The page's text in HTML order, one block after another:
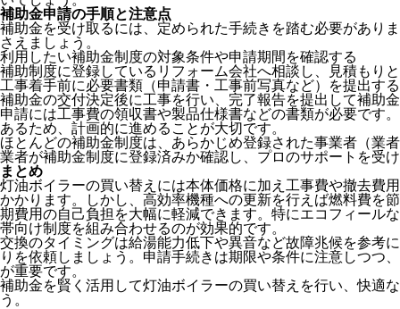
補助金申請の手順と注意点
補助金を受け取るには、定められた手続きを踏む必要があり
さえましょう。
利用したい補助金制度の対象条件や申請期間を確認する
補助制度に登録しているリフォーム会社へ相談し、見積もり
工事着手前に必要書類（申請書・工事前写真など）を提出する
補助金の交付決定後に工事を行い、完了報告を提出して補助
申請には工事費の領収書や製品仕様書などの書類が必要です
あるため、計画的に進めることが大切です。
ほとんどの補助金制度は、あらかじめ登録された事業者（業
業者が補助金制度に登録済みか確認し、プロのサポートを受
まとめ
灯油ボイラーの買い替えには本体価格に加え工事費や撤去費
かかります。しかし、高効率機種への更新を行えば燃料費を
期費用の自己負担を大幅に軽減できます。特にエコフィール
帯向け制度を組み合わせるのが効果的です。
交換のタイミングは給湯能力低下や異音など故障兆候を参考
りを依頼しましょう。申請手続きは期限や条件に注意しつつ
が重要です。
補助金を賢く活用して灯油ボイラーの買い替えを行い、快適
う。